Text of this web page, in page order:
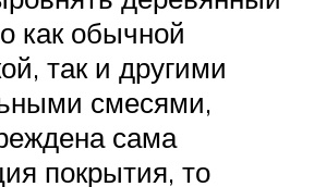
как обычной
так и другими
смесями,
сама
покрытия, то